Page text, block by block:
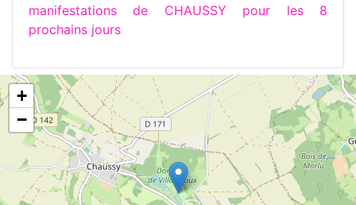
manifestations de CHAUSSY pour les 8
prochains jours
+
−